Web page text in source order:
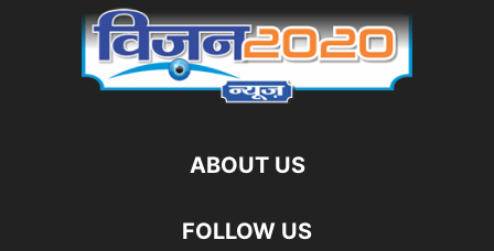
ABOUT US
FOLLOW US